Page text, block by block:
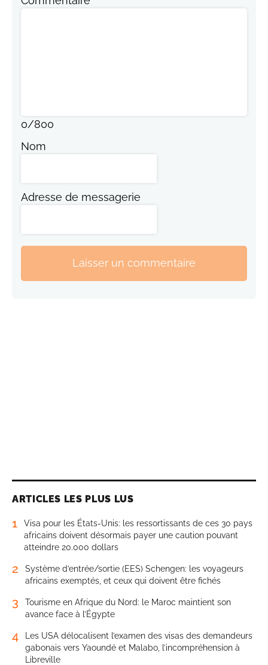
0/800
Nom
Adresse de messagerie
Laisser un commentaire
ARTICLES LES PLUS LUS
1
Visa pour les États-Unis: les ressortissants de ces 30 pays
africains doivent désormais payer une caution pouvant
atteindre 20.000 dollars
2
Système d’entrée/sortie (EES) Schengen: les voyageurs
africains exemptés, et ceux qui doivent être fichés
3
Tourisme en Afrique du Nord: le Maroc maintient son
avance face à l’Égypte
4
Les USA délocalisent l’examen des visas des demandeurs
gabonais vers Yaoundé et Malabo, l’incompréhension à
Libreville